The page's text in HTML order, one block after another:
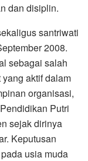
dan disiplin.
santriwati
2008.
sebagai salah
aktif dalam
organisasi,
Putri
sejak dirinya
Keputusan
usia muda